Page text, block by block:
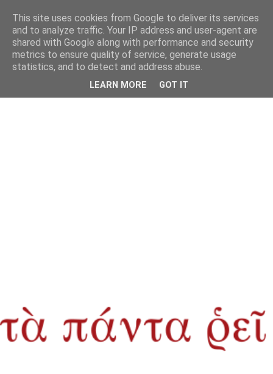
This site uses cookies from Google to deliver its services
and to analyze traffic. Your IP address and user-agent are
shared with Google along with performance and security
metrics to ensure quality of service, generate usage
statistics, and to detect and address abuse.
LEARN MORE GOT IT